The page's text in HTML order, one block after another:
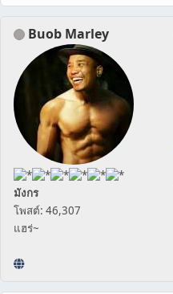
Buob Marley
มังกร
โพสต์: 46,307
แฮร่~